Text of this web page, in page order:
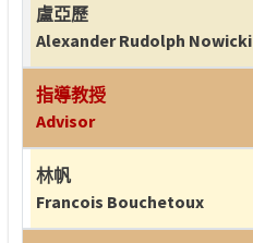
盧亞歷
Alexander Rudolph Nowicki
指導教授
Advisor
林帆
Francois Bouchetoux